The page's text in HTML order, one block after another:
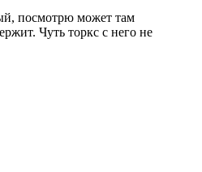
посмотрю может там
Чуть торкс с него не